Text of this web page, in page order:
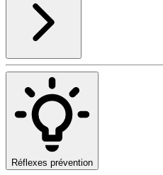
Réflexes prévention